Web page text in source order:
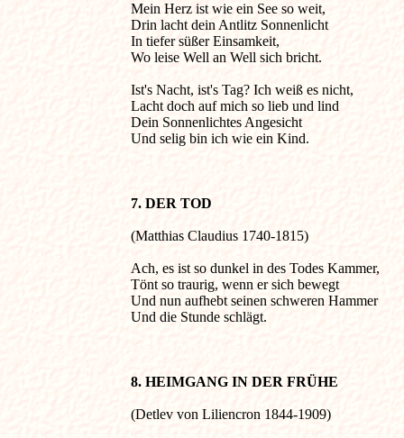
Mein Herz ist wie ein See so weit,
Drin lacht dein Antlitz Sonnenlicht
In tiefer süßer Einsamkeit,
Wo leise Well an Well sich bricht.
Ist's Nacht, ist's Tag? Ich weiß es nicht,
Lacht doch auf mich so lieb und lind
Dein Sonnenlichtes Angesicht
Und selig bin ich wie ein Kind.
7. DER TOD
(Matthias Claudius 1740-1815)
Ach, es ist so dunkel in des Todes Kammer,
Tönt so traurig, wenn er sich bewegt
Und nun aufhebt seinen schweren Hammer
Und die Stunde schlägt.
8. HEIMGANG IN DER FRÜHE
(Detlev von Liliencron 1844-1909)